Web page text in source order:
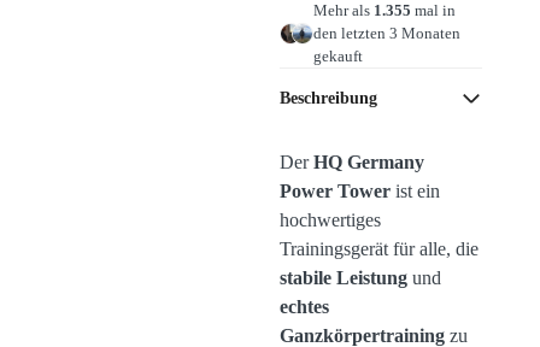
Mehr als 1.355 mal in
den letzten 3 Monaten
gekauft
Beschreibung
DerHQ Germany
Power Tower ist ein
hochwertiges
Trainingsgerät für alle, die
stabile Leistung und
echtes
Ganzkörpertraining zu